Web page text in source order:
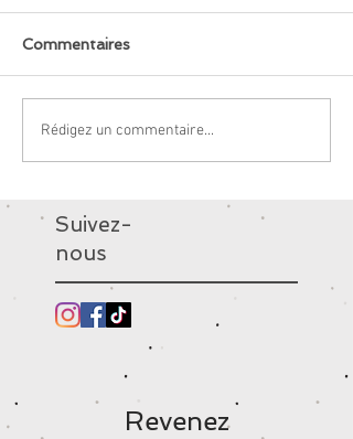
Commentaires
Rédigez un commentaire...
Suivez-
nous
Revenez